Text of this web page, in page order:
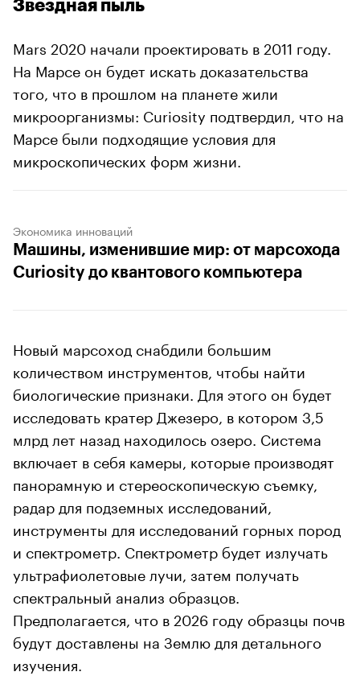
Звездная пыль
Mars 2020 начали проектировать в 2011 году.
На Марсе он будет искать доказательства
того, что в прошлом на планете жили
микроорганизмы: Curiosity подтвердил, что на
Марсе были подходящие условия для
микроскопических форм жизни.
Экономика инноваций
Машины, изменившие мир: от марсохода
Curiosity до квантового компьютера
Новый марсоход снабдили большим
количеством инструментов, чтобы найти
биологические признаки. Для этого он будет
исследовать кратер Джезеро, в котором 3,5
млрд лет назад находилось озеро. Система
включает в себя камеры, которые производят
панорамную и стереоскопическую съемку,
радар для подземных исследований,
инструменты для исследований горных пород
и спектрометр. Спектрометр будет излучать
ультрафиолетовые лучи, затем получать
спектральный анализ образцов.
Предполагается, что в 2026 году образцы почв
будут доставлены на Землю для детального
изучения.